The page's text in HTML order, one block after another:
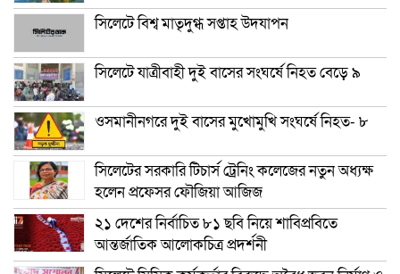
সিলেটে বিশ্ব মাতৃদুগ্ধ সপ্তাহ উদযাপন
সিলেটে যাত্রীবাহী দুই বাসের সংঘর্ষে নিহত বেড়ে ৯
ওসমানীনগরে দুই বাসের মুখোমুখি সংঘর্ষে নিহত- ৮
সিলেটের সরকারি টিচার্স ট্রেনিং কলেজের নতুন অধ্যক্ষ
হলেন প্রফেসর ফৌজিয়া আজিজ
২১ দেশের নির্বাচিত ৮১ ছবি নিয়ে শাবিপ্রবিতে
আন্তর্জাতিক আলোকচিত্র প্রদর্শনী